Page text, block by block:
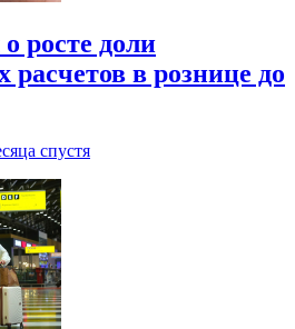
росте доли
расчетов в рознице до
спустя